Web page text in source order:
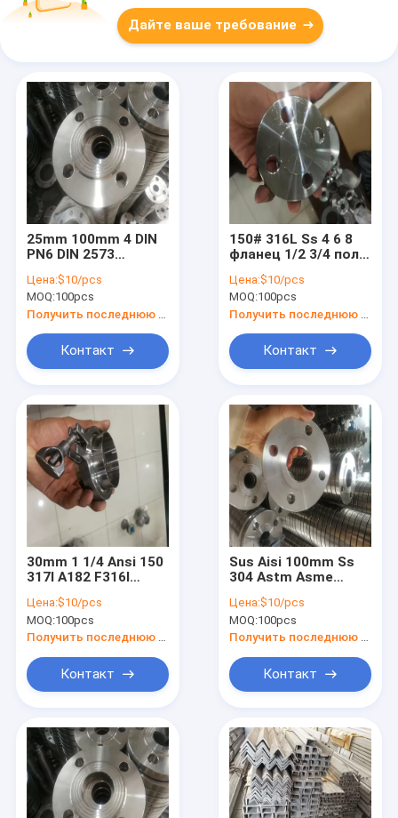
Продукты
Видеозаписи
Дайте ваше требование
25mm 100mm 4 DIN
PN6 DIN 2573
нержавеющей
стали дюйма 2576
PN10 Sa182 F316l
F304l
Цена:$10/pcs
MOQ:100pcs
Контакт
150# 316L Ss 4 6 8
фланец 1/2 3/4 пола
стали Адвокатуры 2
слепого фланца
нержавеющей
стали
Цена:$10/pcs
MOQ:100pcs
Контакт
30mm 1 1/4 Ansi 150
317l A182 F316l
сварки
нержавеющей
стали длинных
Цена:$10/pcs
MOQ:100pcs
Получить последнюю цену
Контакт
Sus Aisi 100mm Ss
304 Astm Asme
нержавеющей
стали 904l 347 4 3 2
дюйма Ss служит
Цена:$10/pcs
MOQ:100pcs
Получить последнюю цену
Контакт